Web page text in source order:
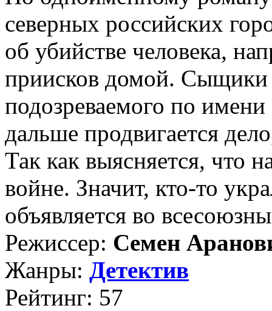
северных российских
об убийстве человека,
приисков домой. Сыщики
подозреваемого по
дальше продвигается
Так как выясняется, что
войне. Значит, кто-то
объявляется во
Режиссер: Семен
Жанры: Детектив
Рейтинг: 57